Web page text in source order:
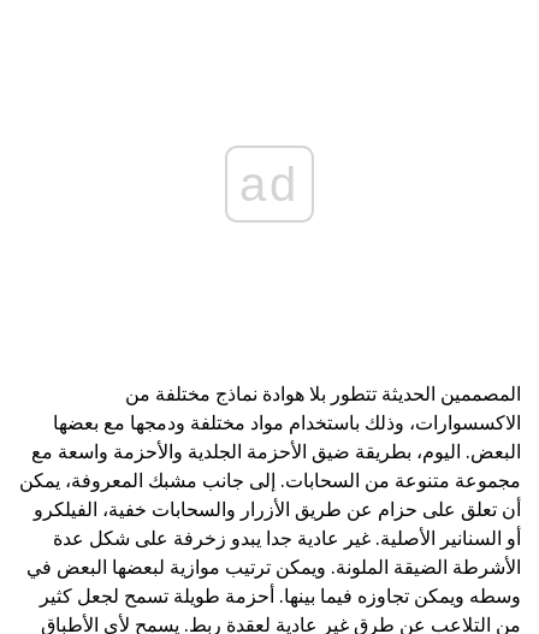
ad
المصممين الحديثة تتطور بلا هوادة نماذج مختلفة من
الاكسسوارات، وذلك باستخدام مواد مختلفة ودمجها مع بعضها
البعض. اليوم، بطريقة ضيق الأحزمة الجلدية والأحزمة واسعة مع
مجموعة متنوعة من السحابات. إلى جانب مشبك المعروفة، يمكن
أن تعلق على حزام عن طريق الأزرار والسحابات خفية، الفيلكرو
أو السنانير الأصلية. غير عادية جدا يبدو زخرفة على شكل عدة
الأشرطة الضيقة الملونة. ويمكن ترتيب موازية لبعضها البعض في
وسطه ويمكن تجاوزه فيما بينها. أحزمة طويلة تسمح لجعل كثير
من التلاعب عن طرق غير عادية لعقدة ربط. يسمح لأي الأطباق